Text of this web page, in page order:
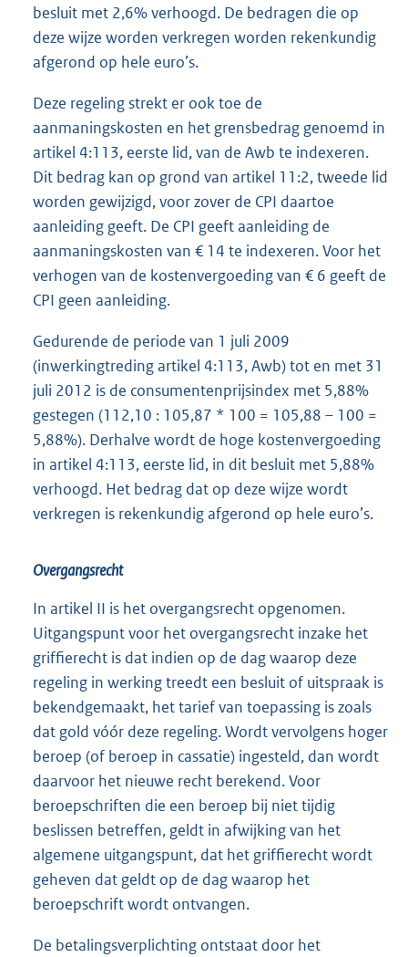
besluit met 2,6% verhoogd. De bedragen die op
deze wijze worden verkregen worden rekenkundig
afgerond op hele euro’s.
Deze regeling strekt er ook toe de
aanmaningskosten en het grensbedrag genoemd in
artikel 4:113, eerste lid, van de Awb te indexeren.
Dit bedrag kan op grond van artikel 11:2, tweede lid
worden gewijzigd, voor zover de CPI daartoe
aanleiding geeft. De CPI geeft aanleiding de
aanmaningskosten van € 14 te indexeren. Voor het
verhogen van de kostenvergoeding van € 6 geeft de
CPI geen aanleiding.
Gedurende de periode van 1 juli 2009
(inwerkingtreding artikel 4:113, Awb) tot en met 31
juli 2012 is de consumentenprijsindex met 5,88%
gestegen (112,10 : 105,87 * 100 = 105,88 – 100 =
5,88%). Derhalve wordt de hoge kostenvergoeding
in artikel 4:113, eerste lid, in dit besluit met 5,88%
verhoogd. Het bedrag dat op deze wijze wordt
verkregen is rekenkundig afgerond op hele euro’s.
Overgangsrecht
In artikel II is het overgangsrecht opgenomen.
Uitgangspunt voor het overgangsrecht inzake het
griffierecht is dat indien op de dag waarop deze
regeling in werking treedt een besluit of uitspraak is
bekendgemaakt, het tarief van toepassing is zoals
dat gold vóór deze regeling. Wordt vervolgens hoger
beroep (of beroep in cassatie) ingesteld, dan wordt
daarvoor het nieuwe recht berekend. Voor
beroepschriften die een beroep bij niet tijdig
beslissen betreffen, geldt in afwijking van het
algemene uitgangspunt, dat het griffierecht wordt
geheven dat geldt op de dag waarop het
beroepschrift wordt ontvangen.
De betalingsverplichting ontstaat door het